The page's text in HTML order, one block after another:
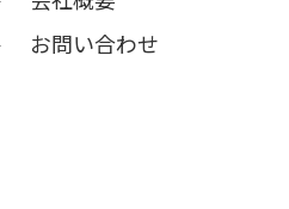
お問い合わせ